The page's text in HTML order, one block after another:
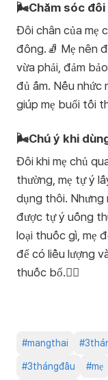
🌬️Chăm sóc đôi
Đôi chân của mẹ
đông.🧦 Mẹ nên
vừa phải, đảm
đủ ấm. Nếu nhức
giúp mẹ buổi tối
🌬️Chú ý khi
Đôi khi mẹ chủ
thường, mẹ tự ý
dụng thôi. Nhưng
được tự ý uống
loại thuốc gì, mẹ
để có liều lượng
thuốc bổ.👩‍⚕️
#mangthai #
#3thángđầu #mẹ